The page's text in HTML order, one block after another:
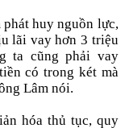
phát huy nguồn lực,
lãi vay hơn 3 triệu
ta cũng phải vay
có trong két mà
Lâm nói.
hóa thủ tục, quy